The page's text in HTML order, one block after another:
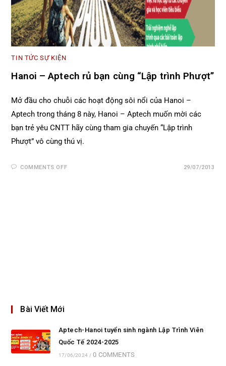
TIN TỨC SỰ KIỆN
Hanoi – Aptech rủ bạn cùng “Lập trình Phượt”
Mở đầu cho chuỗi các hoạt động sôi nổi của Hanoi –
Aptech trong tháng 8 này, Hanoi – Aptech muốn mời các
bạn trẻ yêu CNTT hãy cùng tham gia chuyến “Lập trình
Phượt” vô cùng thú vị.
COMMENTS OFF 29/07/2013
Bài Viết Mới
Aptech-Hanoi tuyển sinh ngành Lập Trình Viên
Quốc Tế 2024-2025
17/06/2024 / 0 COMMENTS